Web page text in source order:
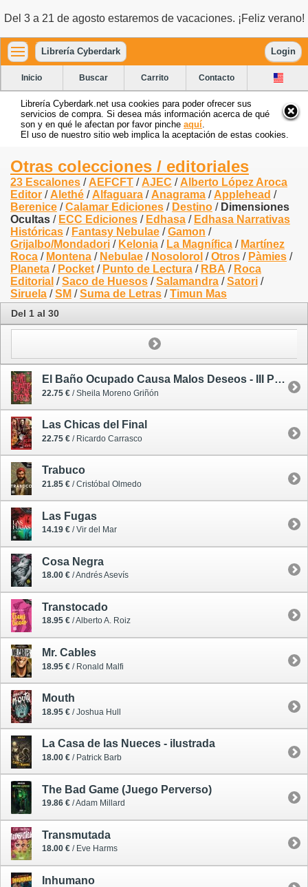
Del 3 a 21 de agosto estaremos de vacaciones. ¡Feliz verano!
Librería Cyberdark Login
Inicio Buscar Carrito Contacto
Librería Cyberdark.net usa cookies para poder ofrecer sus
servicios de compra. Si desea más información acerca de qué
son y en qué le afectan por favor pinche aquí
El uso de nuestro sitio web implica la aceptación de estas cookies.
Otras colecciones / editoriales
23 Escalones / AEFCFT / AJEC / Alberto López Aroca
Editor / Alethé / Alfaguara / Anagrama / Applehead /
Berenice /Calamar Ediciones / Destino / Dimensiones
Ocultas / ECC Ediciones / Edhasa / Edhasa Narrativas
Históricas / Fantasy Nebulae /Gamon /
Grijalbo/Mondadori / Kelonia / La Magnífica / Martínez
Roca / Montena / Nebulae / Nosolorol /Otros / Pàmies /
Planeta / Pocket / Punto de Lectura / RBA / Roca
Editorial /Saco de Huesos /Salamandra /Satori /
Siruela /SM /Suma de Letras /Timun Mas
Del 1 al 30
El Baño Ocupado Causa Malos Deseos - III Premio Lestat
22.75 € / Sheila Moreno Griñón
Las Chicas del Final
22.75 € / Ricardo Carrasco
Trabuco
21.85 € / Cristóbal Olmedo
Las Fugas
14.19 € / Vir del Mar
Cosa Negra
18.00 € / Andrés Asevís
Transtocado
18.95 € / Alberto A. Roiz
Mr. Cables
18.95 € / Ronald Malfi
Mouth
18.95 € / Joshua Hull
La Casa de las Nueces - ilustrada
18.00 € / Patrick Barb
The Bad Game (Juego Perverso)
19.86 € / Adam Millard
Transmutada
18.00 € / Eve Harms
Inhumano